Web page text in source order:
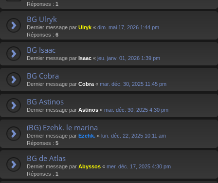
Réponses : 1
BG Ulryk
Dernier message par Ulryk « dim. mai 17, 2026 1:44 pm
Réponses : 6
BG Isaac
Dernier message par Isaac « jeu. janv. 01, 2026 1:39 pm
BG Cobra
Dernier message par Cobra « mar. déc. 30, 2025 11:45 pm
BG Astinos
Dernier message par Astinos « mar. déc. 30, 2025 4:30 pm
(BG) Ezehk. le marina
Dernier message par Ezehk. « lun. déc. 22, 2025 10:11 am
Réponses : 5
BG de Atlas
Dernier message par Abyssos « mer. déc. 17, 2025 4:30 pm
Réponses : 1